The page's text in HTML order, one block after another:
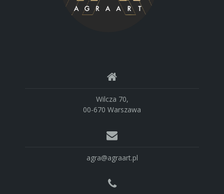
Wilcza 70,
00-670 Warszawa
agra@agraart.pl